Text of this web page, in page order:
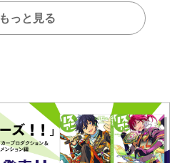
もっと見る